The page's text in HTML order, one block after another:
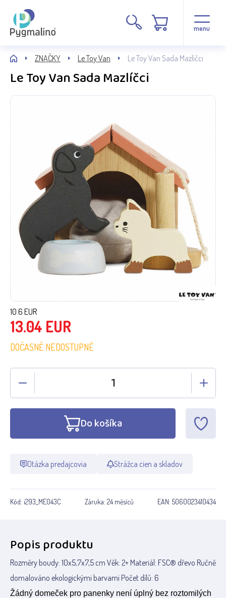
menu
ZNAČKY Le Toy Van Le Toy Van Sada Mazlíčci
Le Toy Van Sada Mazlíčci
10.6 EUR
13.04 EUR
DOČASNĚ NEDOSTUPNÉ
Do košíka
Otázka predajcovia Strážca cien a skladov
Kód: i293_ME043C Záruka: 24 měsíců EAN: 5060023410434
Popis produktu
Rozměry boudy: 10x5,7x7,5 cm Věk: 2+ Materiál: FSC® dřevo Ručně
domalováno ekologickými barvami Počet dílů: 6
Žádný domeček pro panenky není úplný bez roztomilých